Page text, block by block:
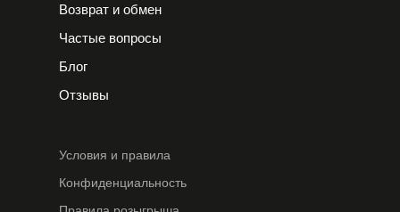
Условия и правила
Конфиденциальность
Возврат и обмен
Частые вопросы
Блог
Отзывы